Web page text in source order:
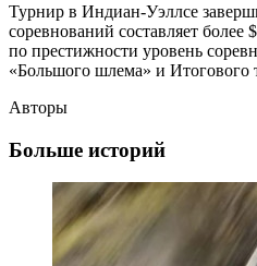
Турнир в Индиан-Уэллсе
соревнований составляет
по престижности уровень
«Большого шлема» и Итогового
Авторы
Больше историй